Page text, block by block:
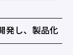
発し、製品化